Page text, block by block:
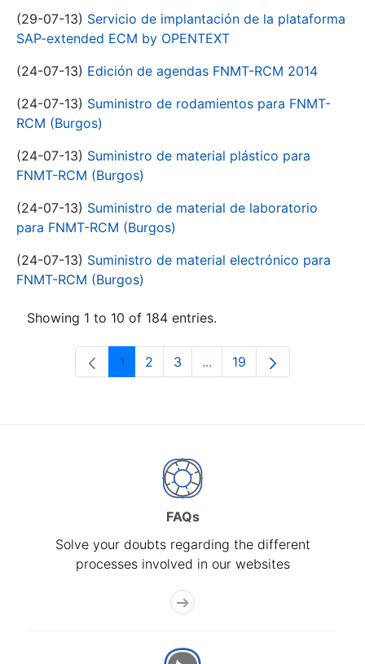
(29-07-13) Servicio de implantación de la plataforma
SAP-extended ECM by OPENTEXT
(24-07-13) Edición de agendas FNMT-RCM 2014
(24-07-13) Suministro de rodamientos para FNMT-
RCM (Burgos)
(24-07-13) Suministro de material plástico para
FNMT-RCM (Burgos)
(24-07-13) Suministro de material de laboratorio
para FNMT-RCM (Burgos)
(24-07-13) Suministro de material electrónico para
FNMT-RCM (Burgos)
Showing 1 to 10 of 184 entries.
Page
1 Page
2 Page
3 ...Intermediate Pages Use
Page
19
FAQs
Solve your doubts regarding the different
processes involved in our websites